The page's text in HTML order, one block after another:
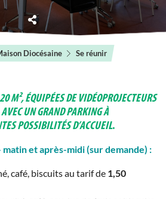
Diocésaine Se réunir
M², ÉQUIPÉES DE VIDÉOPROJECTEURS
UN GRAND PARKING À
POSSIBILITÉS D’ACCUEIL.
matin et après-midi(sur demande) :
café, biscuits au tarif de 1,50